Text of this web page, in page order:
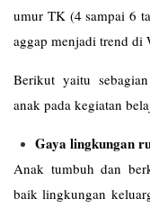
umur TK (4 sampai 6
aggap menjadi trend di
Berikut yaitu
anak pada kegiatan
Gaya lingkungan
Anak tumbuh dan
baik lingkungan